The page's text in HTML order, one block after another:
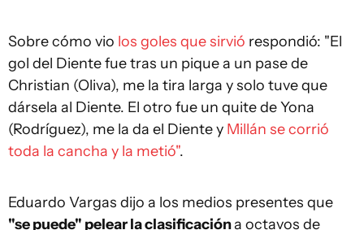
Sobre cómo vio los goles que sirvió respondió: "El
gol del Diente fue tras un pique a un pase de
Christian (Oliva), me la tira larga y solo tuve que
dársela al Diente. El otro fue un quite de Yona
(Rodríguez), me la da el Diente y Millán se corrió
toda la cancha y la metió".
Eduardo Vargas dijo a los medios presentes que
"se puede" pelear la clasificacióna octavos de